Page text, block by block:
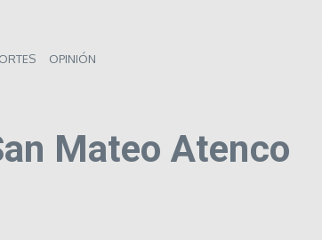
OPINIÓN
Mateo Atenco